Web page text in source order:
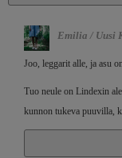
Emilia / Uusi
Joo, leggarit alle, ja asu
Tuo neule on Lindexin
kunnon tukeva puuvilla,